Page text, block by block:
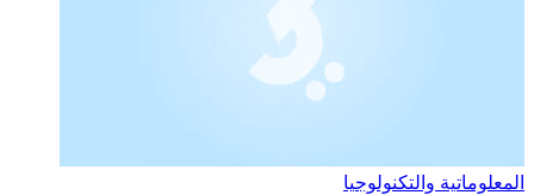
المعلوماتية والتكنولوجيا